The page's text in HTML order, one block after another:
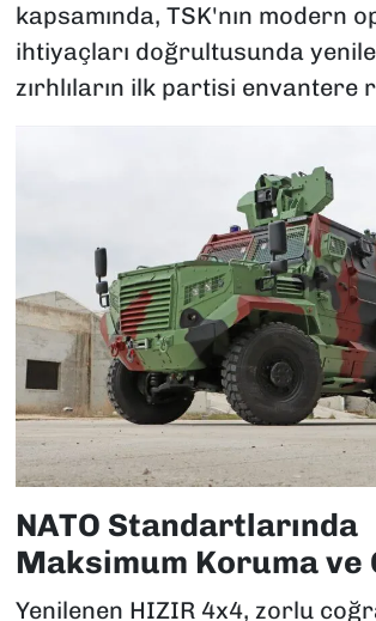
kapsamında, TSK'nın modern
ihtiyaçları doğrultusunda
zırhlıların ilk partisi envantere
NATO Standartlarında
Maksimum Koruma ve
Yenilenen HIZIR 4x4, zorlu